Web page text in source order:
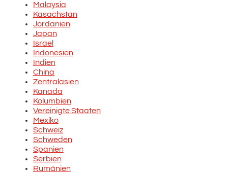
Malaysia
Kasachstan
Jordanien
Japan
Israel
Indonesien
Indien
China
Zentralasien
Kanada
Kolumbien
Vereinigte Staaten
Mexiko
Schweiz
Schweden
Spanien
Serbien
Rumänien